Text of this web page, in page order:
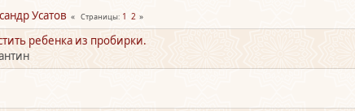
Усатов Страницы 1 2
ребенка из пробирки.